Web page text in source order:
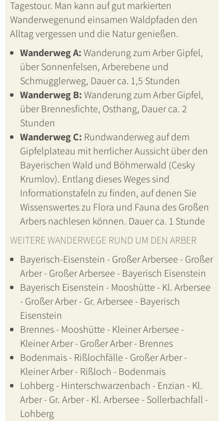
Tagestour. Man kann auf gut markierten
Wanderwegenund einsamen Waldpfaden den
Alltag vergessen und die Natur genießen.
Wanderweg A:Wanderung zum Arber Gipfel,
über Sonnenfelsen, Arberebene und
Schmugglerweg, Dauer ca. 1,5 Stunden
Wanderweg B:Wanderung zum Arber Gipfel,
über Brennesfichte, Osthang, Dauer ca. 2
Stunden
Wanderweg C: Rundwanderweg auf dem
Gipfelplateau mit herrlicher Aussicht über den
Bayerischen Wald und Böhmerwald (Cesky
Krumlov). Entlang dieses Weges sind
Informationstafeln zu finden, auf denen Sie
Wissenswertes zu Flora und Fauna des Großen
Arbers nachlesen können. Dauer ca. 1 Stunde
WEITERE WANDERWEGE RUND UM DEN ARBER
Bayerisch-Eisenstein - Großer Arbersee - Großer
Arber - Großer Arbersee - Bayerisch Eisenstein
Bayerisch Eisenstein - Mooshütte - Kl. Arbersee
- Großer Arber - Gr. Arbersee - Bayerisch
Eisenstein
Brennes - Mooshütte - Kleiner Arbersee -
Kleiner Arber - Großer Arber - Brennes
Bodenmais - Rißlochfälle - Großer Arber -
Kleiner Arber - Rißloch - Bodenmais
Lohberg - Hinterschwarzenbach - Enzian - Kl.
Arber - Gr. Arber - Kl. Arbersee - Sollerbachfall -
Lohberg